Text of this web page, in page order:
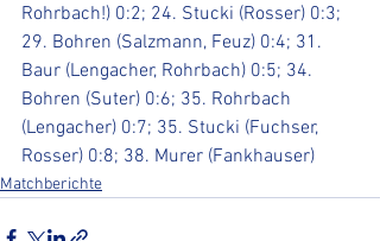
Rohrbach!) 0:2; 24. Stucki (Rosser) 0:3;
29. Bohren (Salzmann, Feuz) 0:4; 31.
Baur (Lengacher, Rohrbach) 0:5; 34.
Bohren (Suter) 0:6; 35. Rohrbach
(Lengacher) 0:7; 35. Stucki (Fuchser,
Rosser) 0:8; 38. Murer (Fankhauser)
Matchberichte